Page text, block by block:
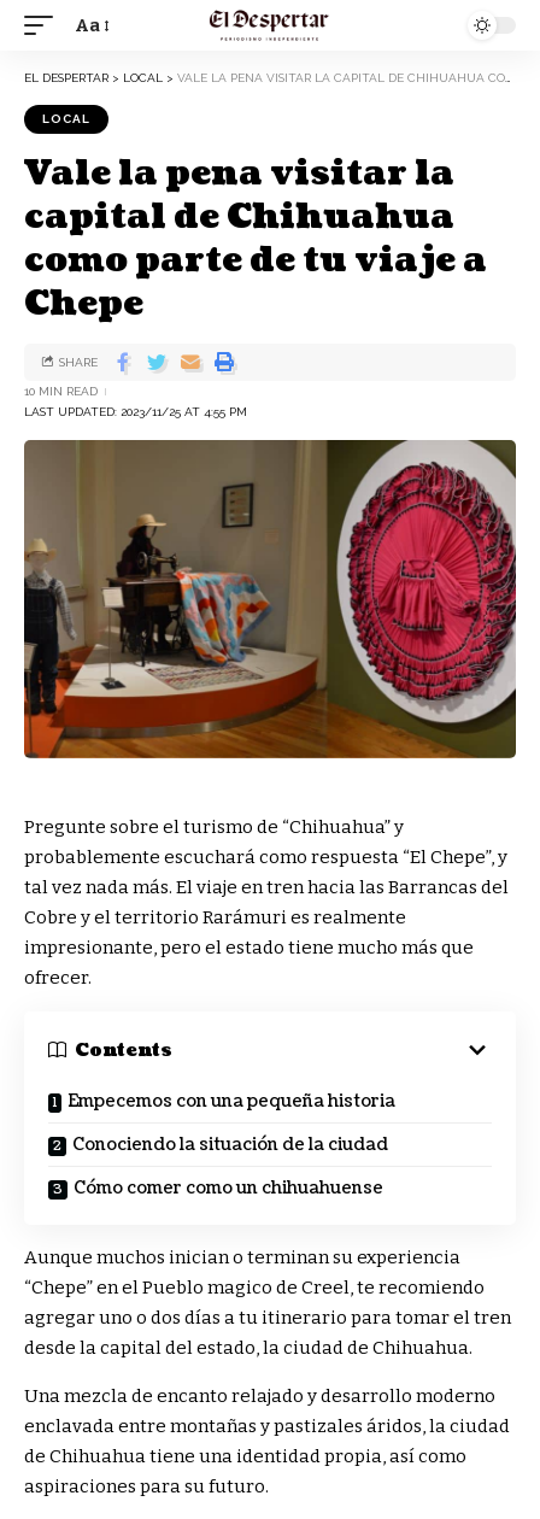
Aa
EL DESPERTAR > LOCAL > VALE LA PENA VISITAR LA CAPITAL DE CHIHUAHUA COMO PARTE DE TU VIAJE A CHEPE
LOCAL
Vale la pena visitar la
capital de Chihuahua
como parte de tu viaje a
Chepe
LAST UPDATED: 2023/11/25 AT 4:55 PM
10 MIN READ
SHARE
Pregunte sobre el turismo de “Chihuahua” y
probablemente escuchará como respuesta “El Chepe”, y
tal vez nada más. El viaje en tren hacia las Barrancas del
Cobre y el territorio Rarámuri es realmente
impresionante, pero el estado tiene mucho más que
ofrecer.
Contents
Empecemos con una pequeña historia
Conociendo la situación de la ciudad
Cómo comer como un chihuahuense
Aunque muchos inician o terminan su experiencia
“Chepe” en el Pueblo magico de Creel, te recomiendo
agregar uno o dos días a tu itinerario para tomar el tren
desde la capital del estado, la ciudad de Chihuahua.
Una mezcla de encanto relajado y desarrollo moderno
enclavada entre montañas y pastizales áridos, la ciudad
de Chihuahua tiene una identidad propia, así como
aspiraciones para su futuro.